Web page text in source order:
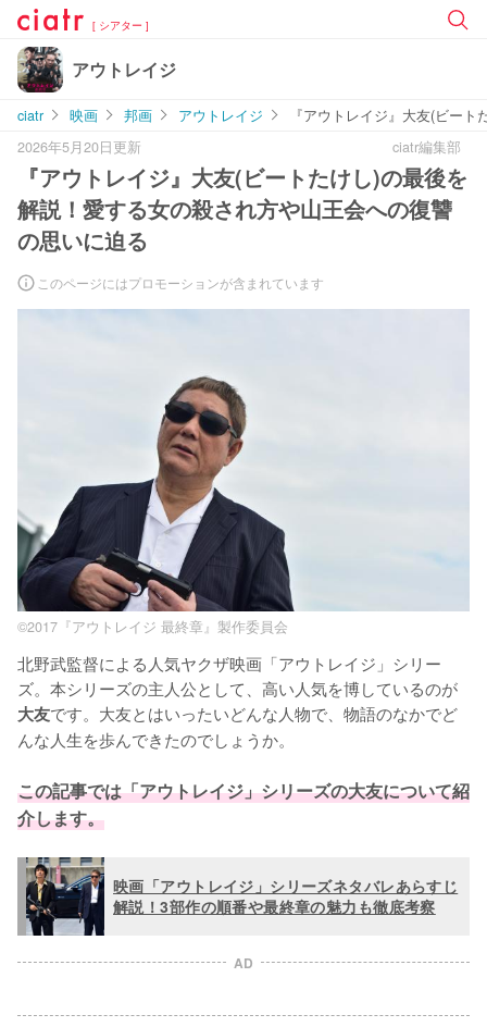
[ シアター ]
アウトレイジ
ciatr 映画 邦画 アウトレイジ
『アウトレイジ』大友(ビー
2026年5月20日更新
ciatr編集部
『アウトレイジ』大友(ビートたけし)の最後を
解説！愛する女の殺され方や山王会への復讐
の思いに迫る
このページにはプロモーションが含まれています
©2017『アウトレイジ 最終章』製作委員会
北野武監督による人気ヤクザ映画「アウトレイジ」シリー
ズ。本シリーズの主人公として、高い人気を博しているのが
大友です。大友とはいったいどんな人物で、物語のなかでど
んな人生を歩んできたのでしょうか。
この記事では「アウトレイジ」シリーズの大友について紹
介します。
映画「アウトレイジ」シリーズネタバレあらすじ
解説！3部作の順番や最終章の魅力も徹底考察
AD